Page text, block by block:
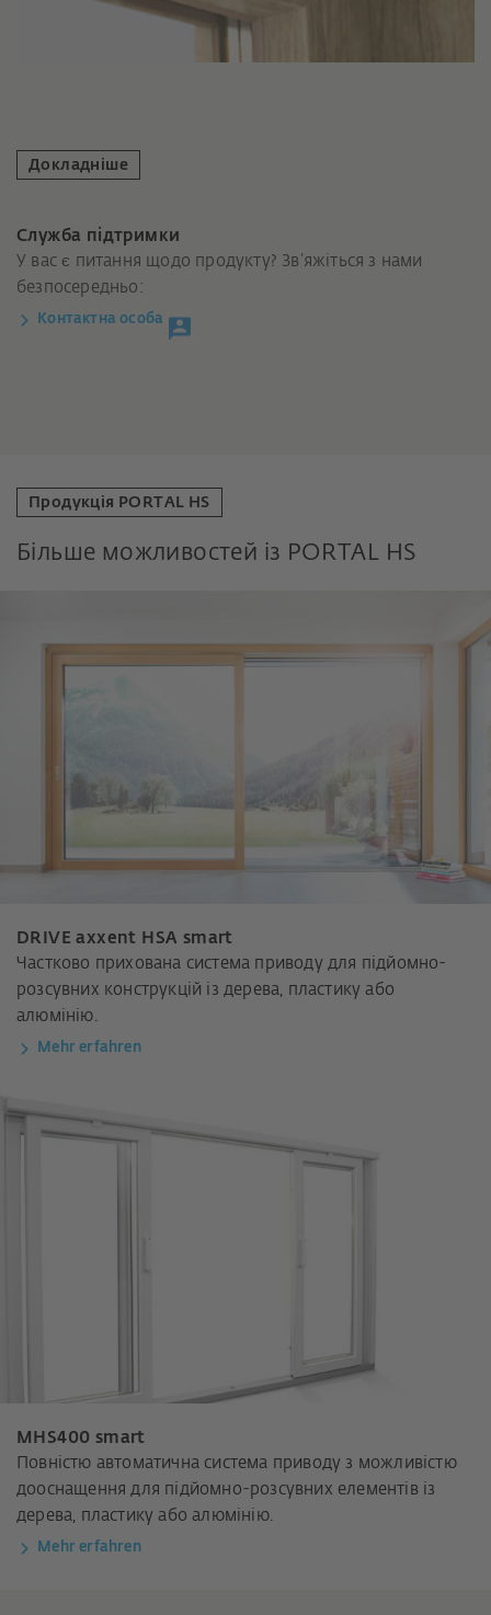
Докладніше
Служба підтримки
У вас є питання щодо продукту? Зв’яжіться з нами
безпосередньо:
Контактна особа
Продукція PORTAL HS
Більше можливостей із PORTAL HS
DRIVE axxent HSA smart
Частково прихована система приводу для підйомно-
розсувних конструкцій із дерева, пластику або
алюмінію.
Mehr erfahren
MHS400 smart
Повністю автоматична система приводу з можливістю
дооснащення для підйомно-розсувних елементів із
дерева, пластику або алюмінію.
Mehr erfahren